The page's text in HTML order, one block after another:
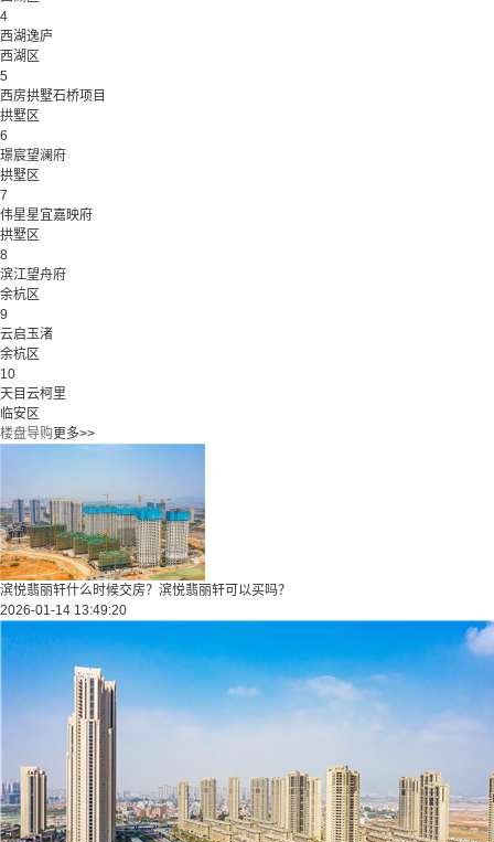
4
西湖逸庐
西湖区
5
西房拱墅石桥项目
拱墅区
6
璟宸望澜府
拱墅区
7
伟星星宜嘉映府
拱墅区
8
滨江望舟府
余杭区
9
云启玉渚
余杭区
10
天目云柯里
临安区
楼盘导购更多>>
滨悦翡丽轩什么时候交房？滨悦翡丽轩可以买吗？
2026-01-14 13:49:20